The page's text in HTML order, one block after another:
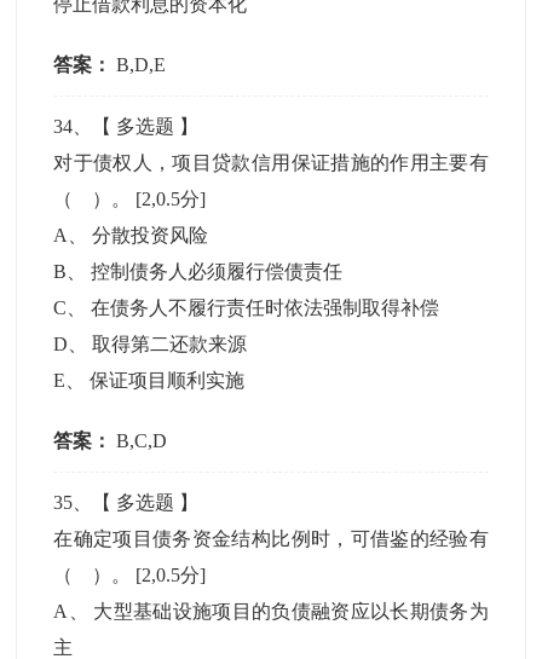
停止借款利息的资本化
答案： B,D,E
34 、【 多选题 】
对于债权人，项目贷款信用保证措施的作用主要有
（ ）。 [2,0.5分]
A
、分散投资风险
B 、控制债务人必须履行偿债责任
C 、在债务人不履行责任时依法强制取得补偿
D 、取得第二还款来源
E 、保证项目顺利实施
答案： B,C,D
35 、【 多选题 】
在确定项目债务资金结构比例时，可借鉴的经验有
（ ）。 [2,0.5分]
A
大型基础设施项目的负债融资应以长期债务为
主